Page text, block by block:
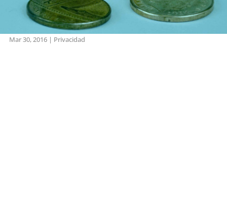
Mar 30, 2016| Privacidad